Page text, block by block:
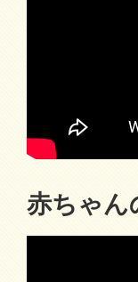
赤ちゃん